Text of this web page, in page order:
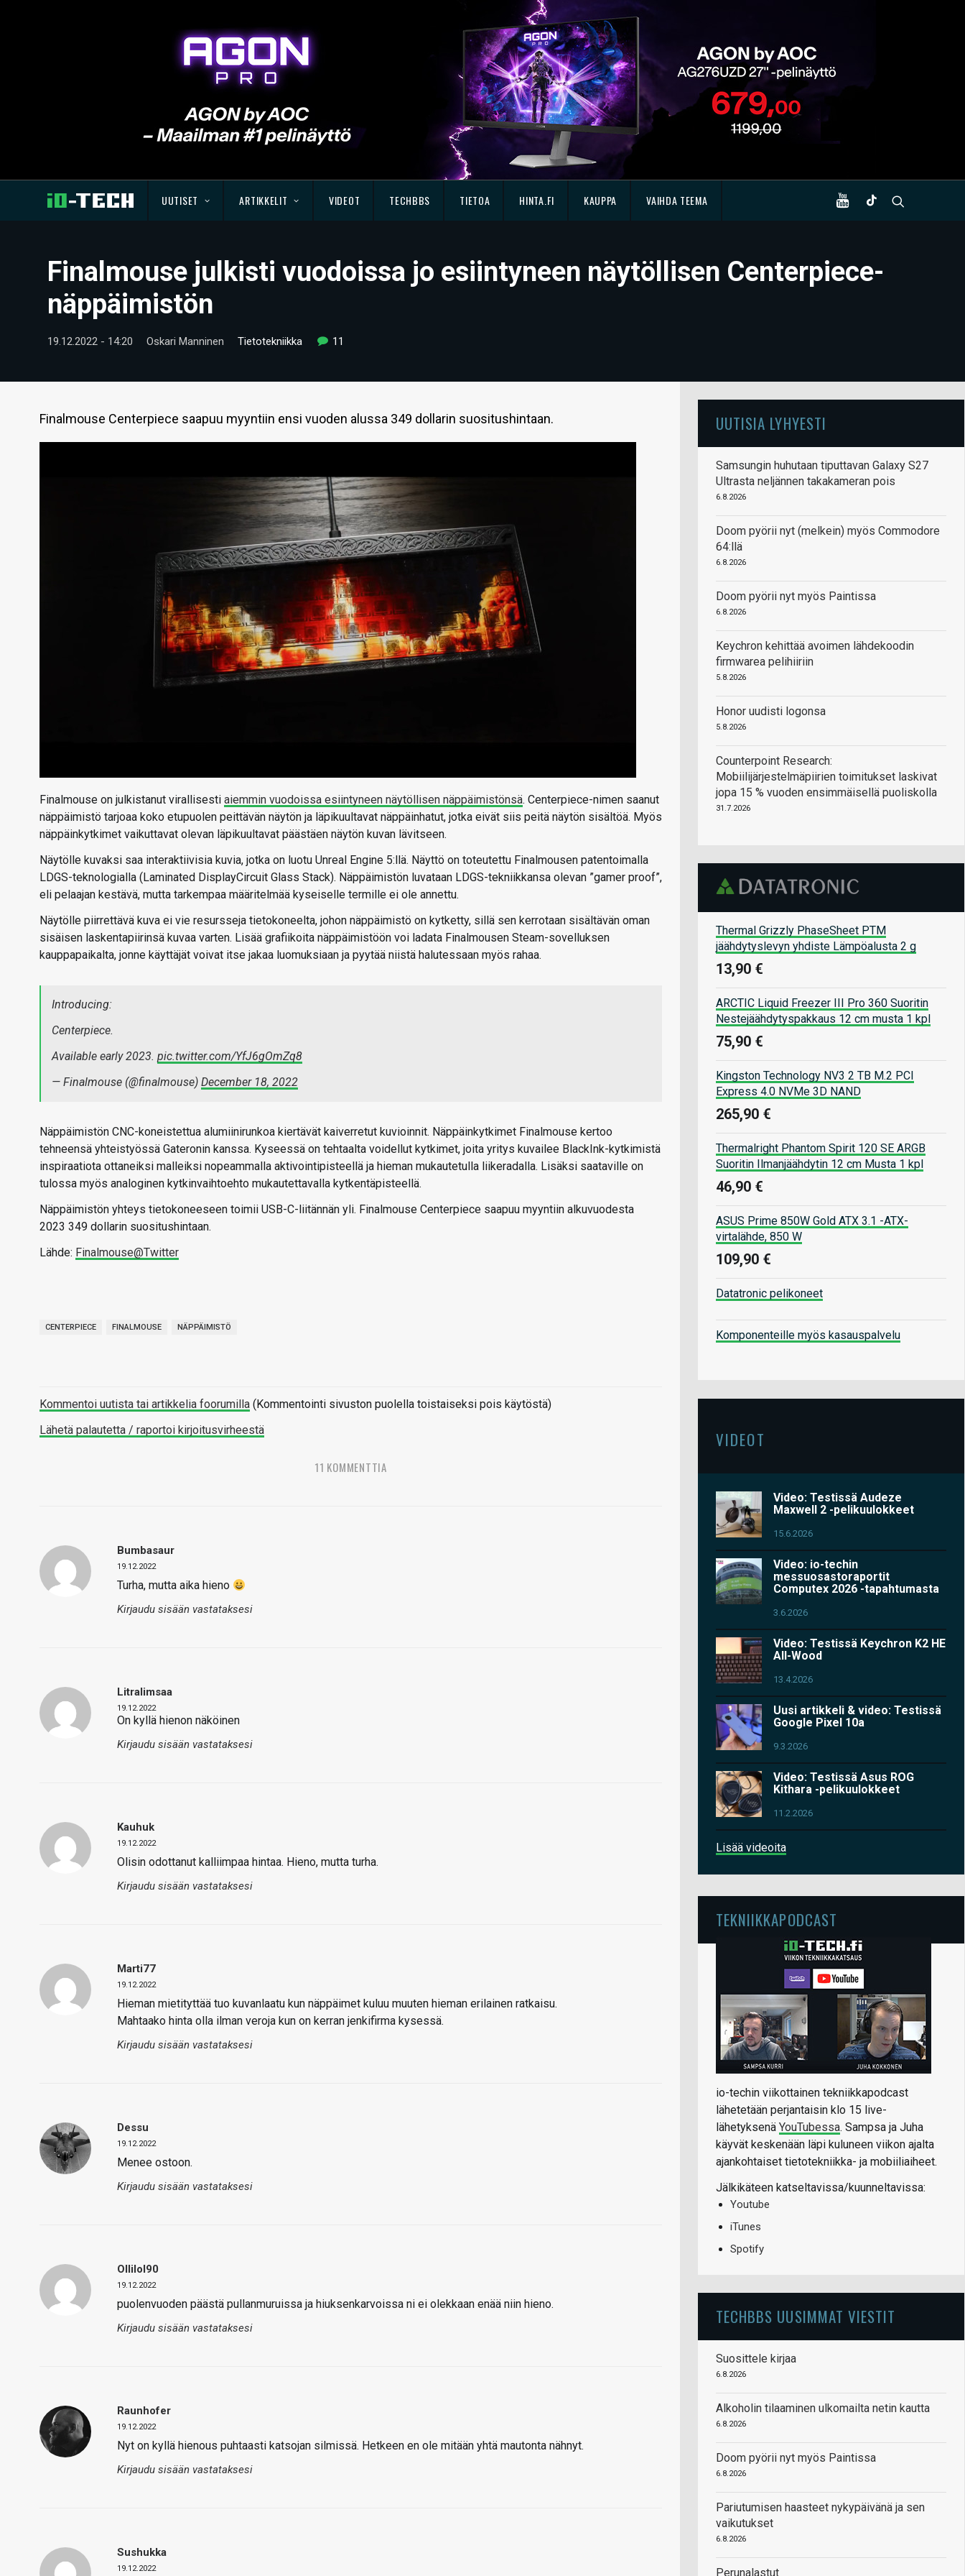
UUTISET ARTIKKELIT VIDEOT TECHBBS TIETOA HINTA.FI KAUPPA VAIHDA TEEMA
Finalmouse julkisti vuodoissa jo esiintyneen näytöllisen Centerpiece-
näppäimistön
19.12.2022 - 14:20 Oskari Manninen Tietotekniikka 11
Finalmouse Centerpiece saapuu myyntiin ensi vuoden alussa 349 dollarin suositushintaan.
Finalmouse on julkistanut virallisesti aiemmin vuodoissa esiintyneen näytöllisen näppäimistönsä. Centerpiece-nimen saanut
näppäimistö tarjoaa koko etupuolen peittävän näytön ja läpikuultavat näppäinhatut, jotka eivät siis peitä näytön sisältöä. Myös
näppäinkytkimet vaikuttavat olevan läpikuultavat päästäen näytön kuvan lävitseen.
Näytölle kuvaksi saa interaktiivisia kuvia, jotka on luotu Unreal Engine 5:llä. Näyttö on toteutettu Finalmousen patentoimalla
LDGS-teknologialla (Laminated DisplayCircuit Glass Stack). Näppäimistön luvataan LDGS-tekniikkansa olevan ”gamer proof”,
eli pelaajan kestävä, mutta tarkempaa määritelmää kyseiselle termille ei ole annettu.
Näytölle piirrettävä kuva ei vie resursseja tietokoneelta, johon näppäimistö on kytketty, sillä sen kerrotaan sisältävän oman
sisäisen laskentapiirinsä kuvaa varten. Lisää grafiikoita näppäimistöön voi ladata Finalmousen Steam-sovelluksen
kauppapaikalta, jonne käyttäjät voivat itse jakaa luomuksiaan ja pyytää niistä halutessaan myös rahaa.
Introducing:
Centerpiece.
Available early 2023. pic.twitter.com/YfJ6gOmZq8
— Finalmouse (@finalmouse) December 18, 2022
Näppäimistön CNC-koneistettua alumiinirunkoa kiertävät kaiverretut kuvioinnit. Näppäinkytkimet Finalmouse kertoo
tehneensä yhteistyössä Gateronin kanssa. Kyseessä on tehtaalta voidellut kytkimet, joita yritys kuvailee BlackInk-kytkimistä
inspiraatiota ottaneiksi malleiksi nopeammalla aktivointipisteellä ja hieman mukautetulla liikeradalla. Lisäksi saataville on
tulossa myös analoginen kytkinvaihtoehto mukautettavalla kytkentäpisteellä.
Näppäimistön yhteys tietokoneeseen toimii USB-C-liitännän yli. Finalmouse Centerpiece saapuu myyntiin alkuvuodesta
2023 349 dollarin suositushintaan.
Lähde: Finalmouse@Twitter
CENTERPIECE FINALMOUSE NÄPPÄIMISTÖ
Kommentoi uutista tai artikkelia foorumilla (Kommentointi sivuston puolella toistaiseksi pois käytöstä)
Lähetä palautetta / raportoi kirjoitusvirheestä
11 KOMMENTTIA
Bumbasaur
19.12.2022
Turha, mutta aika hieno
Kirjaudu sisään vastataksesi
Litralimsaa
19.12.2022
On kyllä hienon näköinen
Kirjaudu sisään vastataksesi
Kauhuk
19.12.2022
Olisin odottanut kalliimpaa hintaa. Hieno, mutta turha.
Kirjaudu sisään vastataksesi
Marti77
19.12.2022
Hieman mietityttää tuo kuvanlaatu kun näppäimet kuluu muuten hieman erilainen ratkaisu.
Mahtaako hinta olla ilman veroja kun on kerran jenkifirma kysessä.
Kirjaudu sisään vastataksesi
Dessu
19.12.2022
Menee ostoon.
Kirjaudu sisään vastataksesi
Ollilol90
19.12.2022
puolenvuoden päästä pullanmuruissa ja hiuksenkarvoissa ni ei olekkaan enää niin hieno.
Kirjaudu sisään vastataksesi
Raunhofer
19.12.2022
Nyt on kyllä hienous puhtaasti katsojan silmissä. Hetkeen en ole mitään yhtä mautonta nähnyt.
Kirjaudu sisään vastataksesi
Sushukka
19.12.2022
UUTISIA LYHYESTI
Samsungin huhutaan tiputtavan Galaxy S27
Ultrasta neljännen takakameran pois
6.8.2026
Doom pyörii nyt (melkein) myös Commodore
64:llä
6.8.2026
Doom pyörii nyt myös Paintissa
6.8.2026
Keychron kehittää avoimen lähdekoodin
firmwarea pelihiiriin
5.8.2026
Honor uudisti logonsa
5.8.2026
Counterpoint Research:
Mobiilijärjestelmäpiirien toimitukset laskivat
jopa 15 % vuoden ensimmäisellä puoliskolla
31.7.2026
Thermal Grizzly PhaseSheet PTM
jäähdytyslevyn yhdiste Lämpöalusta 2 g
13,90 €
ARCTIC Liquid Freezer III Pro 360 Suoritin
Nestejäähdytyspakkaus 12 cm musta 1 kpl
75,90 €
Kingston Technology NV3 2 TB M.2 PCI
Express 4.0 NVMe 3D NAND
265,90 €
Thermalright Phantom Spirit 120 SE ARGB
Suoritin Ilmanjäähdytin 12 cm Musta 1 kpl
46,90 €
ASUS Prime 850W Gold ATX 3.1 -ATX-
virtalähde, 850 W
109,90 €
Datatronic pelikoneet
Komponenteille myös kasauspalvelu
VIDEOT
Video: Testissä Audeze
Maxwell 2 -pelikuulokkeet
15.6.2026
Video: io-techin
messuosastoraportit
Computex 2026 -tapahtumasta
3.6.2026
Video: Testissä Keychron K2 HE
All-Wood
13.4.2026
Uusi artikkeli & video: Testissä
Google Pixel 10a
9.3.2026
Video: Testissä Asus ROG
Kithara -pelikuulokkeet
11.2.2026
Lisää videoita
TEKNIIKKAPODCAST
io-techin viikottainen tekniikkapodcast
lähetetään perjantaisin klo 15 live-
lähetyksenä YouTubessa. Sampsa ja Juha
käyvät keskenään läpi kuluneen viikon ajalta
ajankohtaiset tietotekniikka- ja mobiiliaiheet.
Jälkikäteen katseltavissa/kuunneltavissa:
Youtube
iTunes
Spotify
TECHBBS UUSIMMAT VIESTIT
Suosittele kirjaa
6.8.2026
Alkoholin tilaaminen ulkomailta netin kautta
6.8.2026
Doom pyörii nyt myös Paintissa
6.8.2026
Pariutumisen haasteet nykypäivänä ja sen
vaikutukset
6.8.2026
Perunalastut